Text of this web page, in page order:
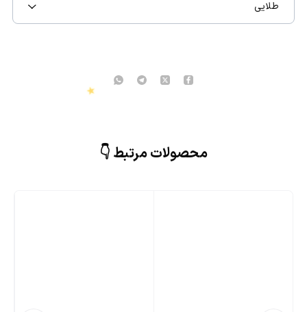
طلایی
محصولات مرتبط 👇